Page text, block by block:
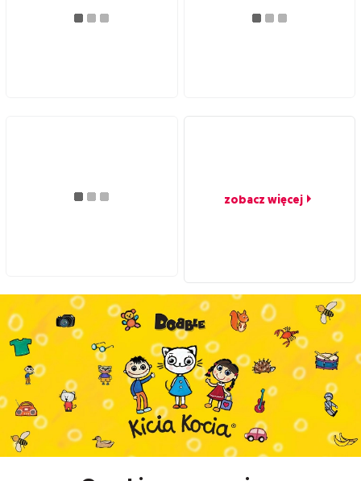
zobacz więcej